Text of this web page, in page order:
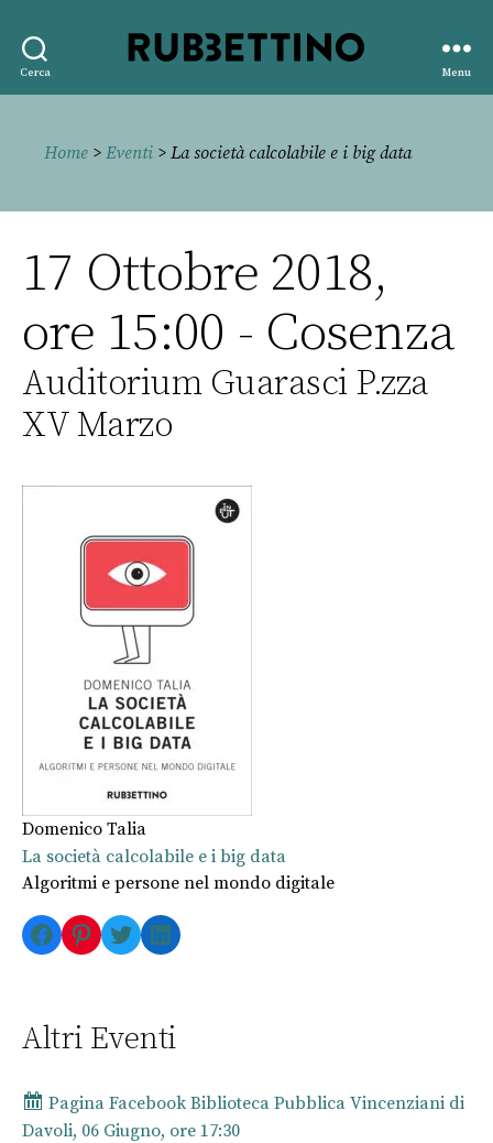
Cerca
editore
Menu
Home > Eventi > La società calcolabile e i big data
17 Ottobre 2018,
ore 15:00 - Cosenza
Auditorium Guarasci P.zza
XV Marzo
Domenico Talia
La società calcolabile e i big data
Algoritmi e persone nel mondo digitale
Facebook
Pinterest
TwitterLinkedIn
Altri Eventi
Pagina Facebook Biblioteca Pubblica Vincenziani di
Davoli, 06 Giugno, ore 17:30